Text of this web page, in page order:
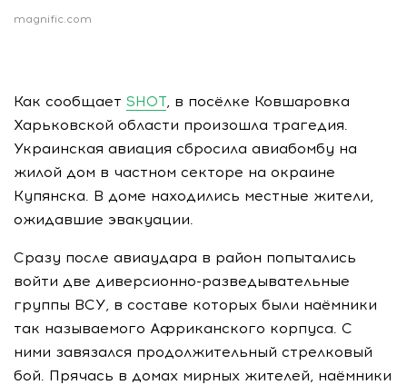
magnific.com
Как сообщает SHOT, в посёлке Ковшаровка
Харьковской области произошла трагедия.
Украинская авиация сбросила авиабомбу на
жилой дом в частном секторе на окраине
Купянска. В доме находились местные жители,
ожидавшие эвакуации.
Сразу после авиаудара в район попытались
войти две диверсионно-разведывательные
группы ВСУ, в составе которых были наёмники
так называемого Африканского корпуса. С
ними завязался продолжительный стрелковый
бой. Прячась в домах мирных жителей, наёмники